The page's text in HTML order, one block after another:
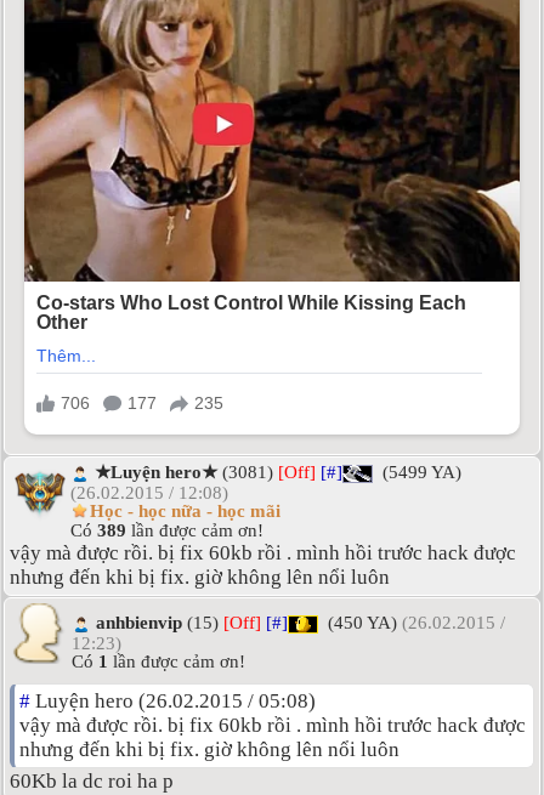
★Luyện hero★(3081) [Off] [#]
(5499 YA)
(26.02.2015 / 12:08)
Học - học nữa - học mãi
Có 389 lần được cảm ơn!
vậy mà được rồi. bị fix 60kb rồi . mình hồi trước hack được
nhưng đến khi bị fix. giờ không lên nổi luôn
anhbienvip (15) [Off] [#] (450 YA) (26.02.2015 /
12:23)
Có 1 lần được cảm ơn!
# Luyện hero (26.02.2015 / 05:08)
vậy mà được rồi. bị fix 60kb rồi . mình hồi trước hack được
nhưng đến khi bị fix. giờ không lên nổi luôn
60Kb la dc roi ha p